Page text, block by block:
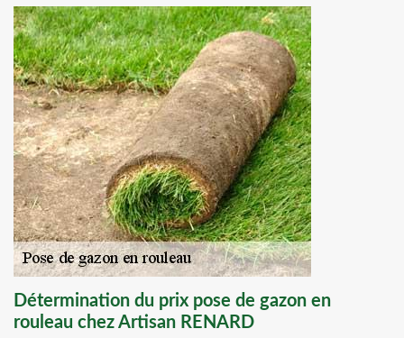
Détermination du prix pose de gazon en
rouleau chez Artisan RENARD